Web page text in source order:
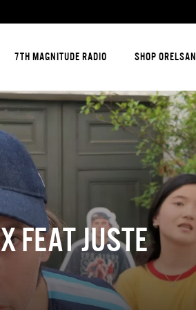
7TH MAGNITUDE RADIO SHOP ORELSAN
FEAT JUSTE